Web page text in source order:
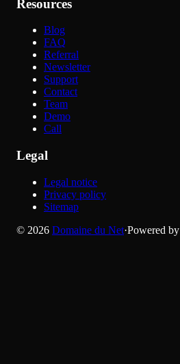
Resources
Blog
FAQ
Referral
Newsletter
Support
Contact
Team
Demo
Call
Legal
Legal notice
Privacy policy
Sitemap
© 2026 Domaine du Net·Powered by